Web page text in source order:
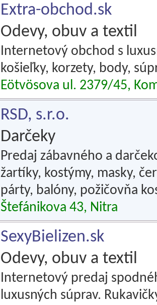
Extra-obchod.sk
Odevy, obuv a textil
Internetový obchod s
košieľky, korzety, body,
Eötvösova ul. 2379/45,
RSD, s.r.o.
Darčeky
Predaj zábavného a
žartíky, kostýmy, masky,
párty, balóny, požičovňa
Štefánikova 43, Nitra
SexyBielizen.sk
Odevy, obuv a textil
Internetový predaj
luxusných súprav.